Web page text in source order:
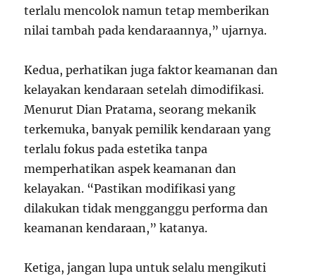
terlalu mencolok namun tetap memberikan
nilai tambah pada kendaraannya,” ujarnya.
Kedua, perhatikan juga faktor keamanan dan
kelayakan kendaraan setelah dimodifikasi.
Menurut Dian Pratama, seorang mekanik
terkemuka, banyak pemilik kendaraan yang
terlalu fokus pada estetika tanpa
memperhatikan aspek keamanan dan
kelayakan. “Pastikan modifikasi yang
dilakukan tidak mengganggu performa dan
keamanan kendaraan,” katanya.
Ketiga, jangan lupa untuk selalu mengikuti